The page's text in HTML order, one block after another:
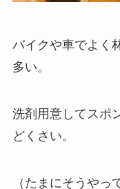
バイクや車でよく
多い。
洗剤用意してスポ
どくさい。
（たまにそうや